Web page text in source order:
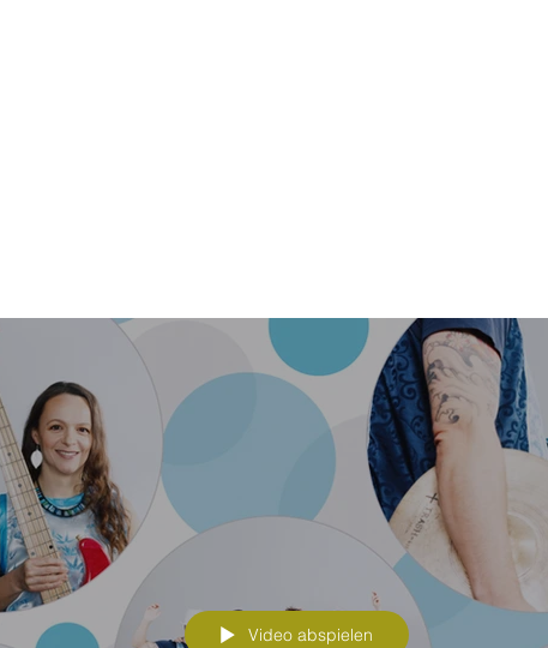
Video abspielen